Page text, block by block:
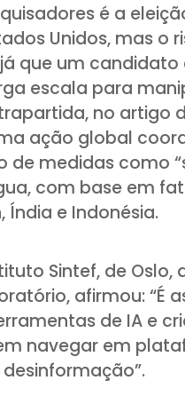
é a
Unidos, mas o
que um candidato
escala para
no artigo
ação global
medidas como
com base em
Índia e Indonésia.
Sintef, de Oslo,
afirmou: “É
de IA e
navegar em